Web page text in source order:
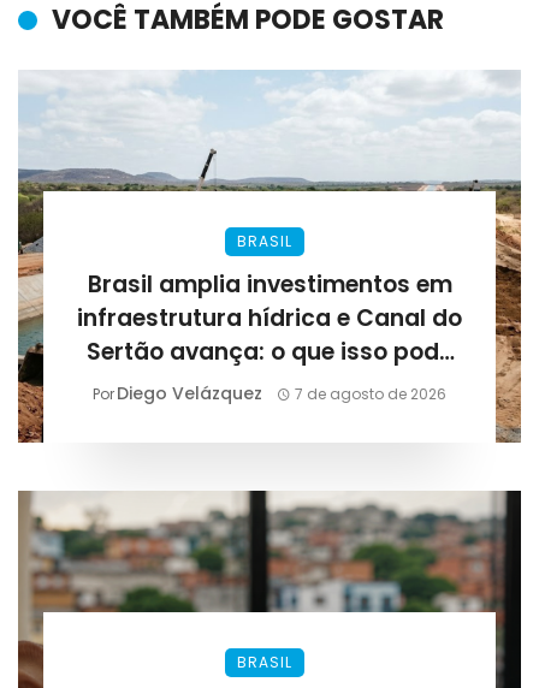
VOCÊ TAMBÉM PODE GOSTAR
BRASIL
Brasil amplia investimentos em
infraestrutura hídrica e Canal do
Sertão avança: o que isso pode
representar para Alagoas
PorDiego Velázquez 7 de agosto de 2026
BRASIL